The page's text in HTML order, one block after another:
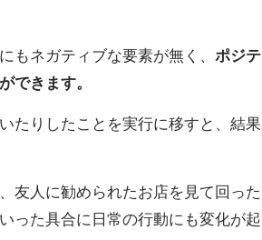
もネガティブな要素が無く、 ポジテ
できます。
たりしたことを実行に移すと、結果
友人に勧められたお店を見て回った
った具合に日常の行動にも変化が起